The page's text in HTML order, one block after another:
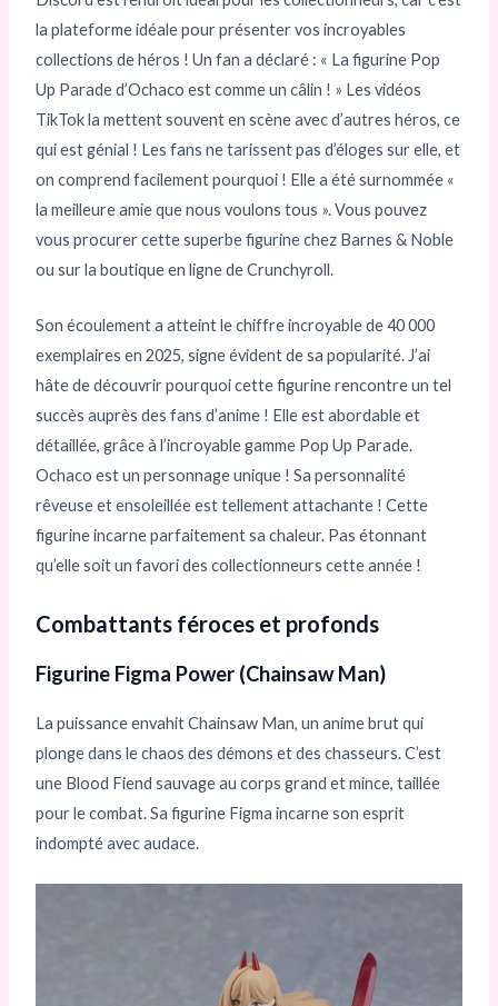
la plateforme idéale pour présenter vos incroyables
collections de héros ! Un fan a déclaré : « La figurine Pop
Up Parade d’Ochaco est comme un câlin ! » Les vidéos
TikTok la mettent souvent en scène avec d’autres héros, ce
qui est génial ! Les fans ne tarissent pas d’éloges sur elle, et
on comprend facilement pourquoi ! Elle a été surnommée «
la meilleure amie que nous voulons tous ». Vous pouvez
vous procurer cette superbe figurine chez Barnes & Noble
ou sur la boutique en ligne de Crunchyroll.
Son écoulement a atteint le chiffre incroyable de 40 000
exemplaires en 2025, signe évident de sa popularité. J’ai
hâte de découvrir pourquoi cette figurine rencontre un tel
succès auprès des fans d’anime ! Elle est abordable et
détaillée, grâce à l’incroyable gamme Pop Up Parade.
Ochaco est un personnage unique ! Sa personnalité
rêveuse et ensoleillée est tellement attachante ! Cette
figurine incarne parfaitement sa chaleur. Pas étonnant
qu’elle soit un favori des collectionneurs cette année !
Combattants féroces et profonds
Figurine Figma Power (Chainsaw Man)
La puissance envahit Chainsaw Man, un anime brut qui
plonge dans le chaos des démons et des chasseurs. C’est
une Blood Fiend sauvage au corps grand et mince, taillée
pour le combat. Sa figurine Figma incarne son esprit
indompté avec audace.